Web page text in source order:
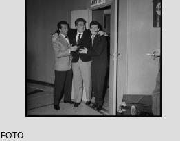
FOTO